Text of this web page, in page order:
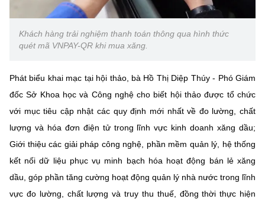
BỘ KHOA HỌC VÀ CÔNG NGHỆ
MINISTRY OF SCIENCE AND TECHNOLOGY
Điều khoản sử dụng Theo dõi MST: Góp ý
Giám đốc Trung tâm Truyền thông Khoa học và Công nghệ.
Liên hệ
Địa chỉ: Ban Biên tập Cổng TTĐT - 18 Nguyễn Du, TP. Hà Nội
Điện thoại: 024 3936 9506
©2026 Bản quyền thuộc Bộ Khoa Học và Công Nghệ
(Ghi rõ nguồn "https://mst.gov.vn" khi phát hành lại thông tin từ
website này)
Khách hàng trải nghiệm thanh toán thông qua hình thức
quét mã VNPAY-QR khi mua xăng.
Phát biểu khai mạc tại hội thảo, bà Hồ Thị Diệp Thúy - Phó Giám
đốc Sở Khoa học và Công nghệ cho biết hội thảo được tổ chức
với mục tiêu cập nhật các quy định mới nhất về đo lường, chất
lượng và hóa đơn điện tử trong lĩnh vực kinh doanh xăng dầu;
Giới thiệu các giải pháp công nghệ, phần mềm quản lý, hệ thống
kết nối dữ liệu phục vụ minh bạch hóa hoạt động bán lẻ xăng
dầu, góp phần tăng cường hoạt động quản lý nhà nước trong lĩnh
vực đo lường, chất lượng và truy thu thuế, đồng thời thực hiện